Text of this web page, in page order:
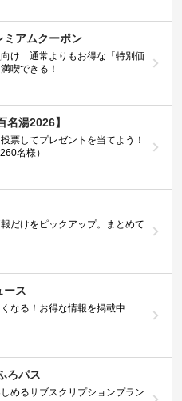
ミアムクーポン
向け 通常よりもお得な「特別価
喫できる！
名湯2026】
票してプレゼントを当てよう！
名様）
だけをピックアップ。まとめて
ース
なる！お得な情報を掲載中
ろパス
めるサブスクリプションプラン